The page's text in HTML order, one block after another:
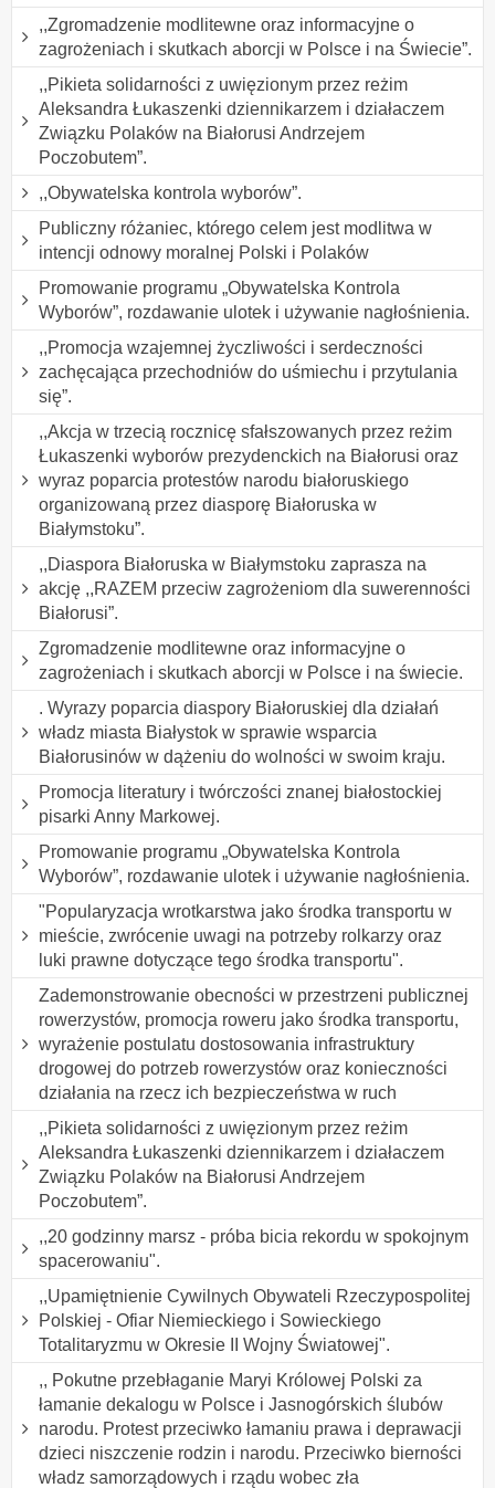
,,Zgromadzenie modlitewne oraz informacyjne o
zagrożeniach i skutkach aborcji w Polsce i na Świecie”.
,,Pikieta solidarności z uwięzionym przez reżim
Aleksandra Łukaszenki dziennikarzem i działaczem
Związku Polaków na Białorusi Andrzejem
Poczobutem”.
,,Obywatelska kontrola wyborów”.
Publiczny różaniec, którego celem jest modlitwa w
intencji odnowy moralnej Polski i Polaków
Promowanie programu „Obywatelska Kontrola
Wyborów”, rozdawanie ulotek i używanie nagłośnienia.
,,Promocja wzajemnej życzliwości i serdeczności
zachęcająca przechodniów do uśmiechu i przytulania
się”.
,,Akcja w trzecią rocznicę sfałszowanych przez reżim
Łukaszenki wyborów prezydenckich na Białorusi oraz
wyraz poparcia protestów narodu białoruskiego
organizowaną przez diasporę Białoruska w
Białymstoku”.
,,Diaspora Białoruska w Białymstoku zaprasza na
akcję ,,RAZEM przeciw zagrożeniom dla suwerenności
Białorusi”.
Zgromadzenie modlitewne oraz informacyjne o
zagrożeniach i skutkach aborcji w Polsce i na świecie.
. Wyrazy poparcia diaspory Białoruskiej dla działań
władz miasta Białystok w sprawie wsparcia
Białorusinów w dążeniu do wolności w swoim kraju.
Promocja literatury i twórczości znanej białostockiej
pisarki Anny Markowej.
Promowanie programu „Obywatelska Kontrola
Wyborów”, rozdawanie ulotek i używanie nagłośnienia.
"Popularyzacja wrotkarstwa jako środka transportu w
mieście, zwrócenie uwagi na potrzeby rolkarzy oraz
luki prawne dotyczące tego środka transportu".
Zademonstrowanie obecności w przestrzeni publicznej
rowerzystów, promocja roweru jako środka transportu,
wyrażenie postulatu dostosowania infrastruktury
drogowej do potrzeb rowerzystów oraz konieczności
działania na rzecz ich bezpieczeństwa w ruch
,,Pikieta solidarności z uwięzionym przez reżim
Aleksandra Łukaszenki dziennikarzem i działaczem
Związku Polaków na Białorusi Andrzejem
Poczobutem”.
,,20 godzinny marsz - próba bicia rekordu w spokojnym
spacerowaniu".
,,Upamiętnienie Cywilnych Obywateli Rzeczypospolitej
Polskiej - Ofiar Niemieckiego i Sowieckiego
Totalitaryzmu w Okresie II Wojny Światowej".
,, Pokutne przebłaganie Maryi Królowej Polski za
łamanie dekalogu w Polsce i Jasnogórskich ślubów
narodu. Protest przeciwko łamaniu prawa i deprawacji
dzieci niszczenie rodzin i narodu. Przeciwko bierności
władz samorządowych i rządu wobec zła